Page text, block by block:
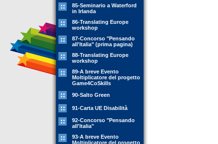
85-Seminario a Waterford
in Irlanda
86-Translating Europe
workshop
87-Concorso "Pensando
all'Italia" (prima pagina)
88-Translating Europe
workshop
89-A breve Evento
Moltiplicatore del progetto
Game4CoSkills
90-Salto Green
91-Carta UE Disabilità
92-Concorso "Pensando
all'Italia"
93-A breve Evento
Moltiplicatore del progetto